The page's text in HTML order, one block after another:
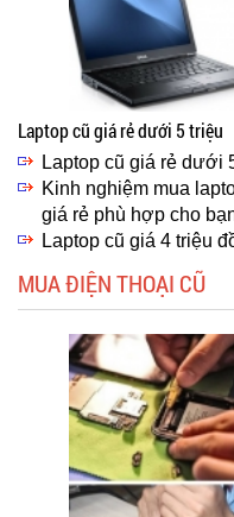
Laptop cũ giá rẻ dưới 5 triệu
Laptop cũ giá rẻ dưới
Kinh nghiệm mua
giá rẻ phù hợp cho
Laptop cũ giá 4 triệu
MUA ĐIỆN THOẠI CŨ